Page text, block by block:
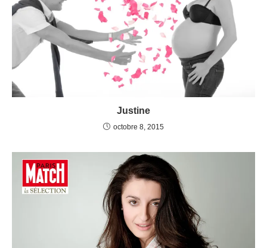
Justine
octobre 8, 2015